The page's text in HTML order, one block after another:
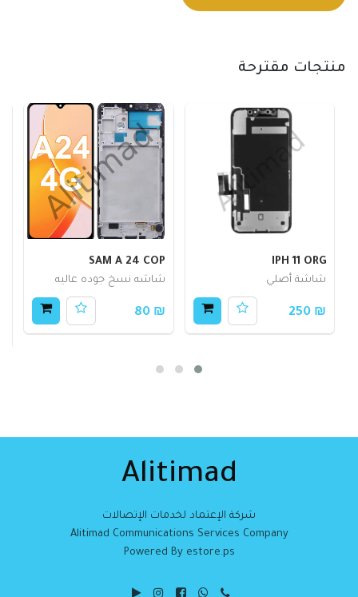
منتجات مقترحة
IPH 11 ORG
شاشة أصلي
₪ 250
SAM A 24 COP
شاشه نسخ جوده عاليه
₪ 80
Alitimad
شركة الإعتماد لخدمات الإتصالات
Alitimad Communications Services Company
Powered By estore.ps